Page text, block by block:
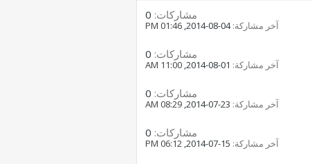
مشاركات:
آخر مشاركة:04-08-2014,
01:46 PM
مشاركات:
آخر مشاركة: 11:00 AM
مشاركات:
آخر مشاركة: 08:29 AM
مشاركات:
آخر مشاركة: 06:12 PM